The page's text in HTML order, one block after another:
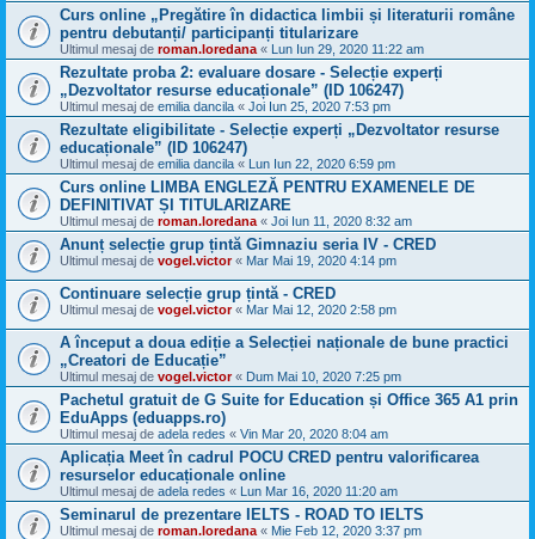
Curs online „Pregătire în didactica limbii și literaturii române
pentru debutanți/ participanți titularizare
Ultimul mesaj de roman.loredana « Lun Iun 29, 2020 11:22 am
Rezultate proba 2: evaluare dosare - Selecție experți
„Dezvoltator resurse educaționale” (ID 106247)
Ultimul mesaj de emilia dancila « Joi Iun 25, 2020 7:53 pm
Rezultate eligibilitate - Selecție experți „Dezvoltator resurse
educaționale” (ID 106247)
Ultimul mesaj de emilia dancila « Lun Iun 22, 2020 6:59 pm
Curs online LIMBA ENGLEZĂ PENTRU EXAMENELE DE
DEFINITIVAT ȘI TITULARIZARE
Ultimul mesaj de roman.loredana « Joi Iun 11, 2020 8:32 am
Anunț selecție grup țintă Gimnaziu seria IV - CRED
Ultimul mesaj de vogel.victor« Mar Mai 19, 2020 4:14 pm
Continuare selecție grup țintă - CRED
Ultimul mesaj de vogel.victor« Mar Mai 12, 2020 2:58 pm
A început a doua ediție a Selecției naționale de bune practici
„Creatori de Educație”
Ultimul mesaj de vogel.victor« Dum Mai 10, 2020 7:25 pm
Pachetul gratuit de G Suite for Education și Office 365 A1 prin
EduApps (eduapps.ro)
Ultimul mesaj de adela redes « Vin Mar 20, 2020 8:04 am
Aplicația Meet în cadrul POCU CRED pentru valorificarea
resurselor educaționale online
Ultimul mesaj de adela redes « Lun Mar 16, 2020 11:20 am
Seminarul de prezentare IELTS - ROAD TO IELTS
Ultimul mesaj de roman.loredana « Mie Feb 12, 2020 3:37 pm